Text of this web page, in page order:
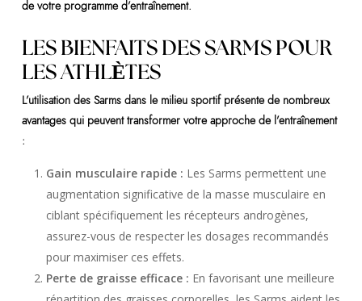
de votre programme d’entraînement.
LES BIENFAITS DES SARMS POUR
LES ATHLÈTES
L’utilisation des Sarms dans le milieu sportif présente de nombreux
avantages qui peuvent transformer votre approche de l’entraînement
:
Gain musculaire rapide : Les Sarms permettent une
augmentation significative de la masse musculaire en
ciblant spécifiquement les récepteurs androgènes,
assurez-vous de respecter les dosages recommandés
pour maximiser ces effets.
Perte de graisse efficace : En favorisant une meilleure